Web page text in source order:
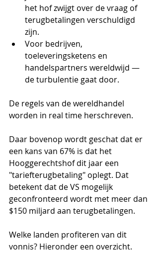
het hof zwijgt over de vraag of
terugbetalingen verschuldigd
zijn.
Voor bedrijven,
toeleveringsketens en
handelspartners wereldwijd —
de turbulentie gaat door.
De regels van de wereldhandel
worden in real time herschreven.
Daar bovenop wordt geschat dat er
een kans van 67% is dat het
Hooggerechtshof dit jaar een
"tariefterugbetaling" oplegt. Dat
betekent dat de VS mogelijk
geconfronteerd wordt met meer dan
$150 miljard aan terugbetalingen.
Welke landen profiteren van dit
vonnis? Hieronder een overzicht.